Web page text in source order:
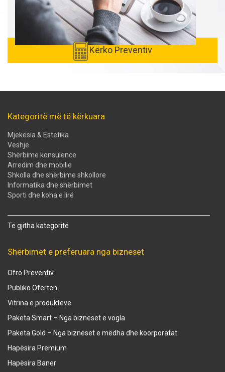
Kërko Preventiv
Kategoritë më të kërkuara
Mjekësia & Estetika
Veshje
Shërbime konsulence
Arredim dhe mobilie
Shkolla dhe shërbime shkollore
Informatika dhe shërbimet
Sporti dhe koha e lirë
Të gjitha kategoritë
Shërbimet e preferuara nga bizneset
Ofro Preventiv
Publiko Ofertën
Vitrina e produkteve
Paketa Smart – Nga bizneset e vogla
Paketa Gold – Nga bizneset e mëdha dhe koorporatat
Hapësira Premium
Hapësira Baner